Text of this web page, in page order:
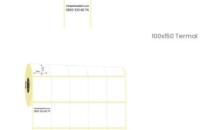
100x150 Termal